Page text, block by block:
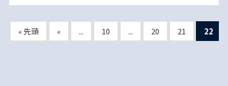
« 先頭 « ... 10 ... 20 21 22